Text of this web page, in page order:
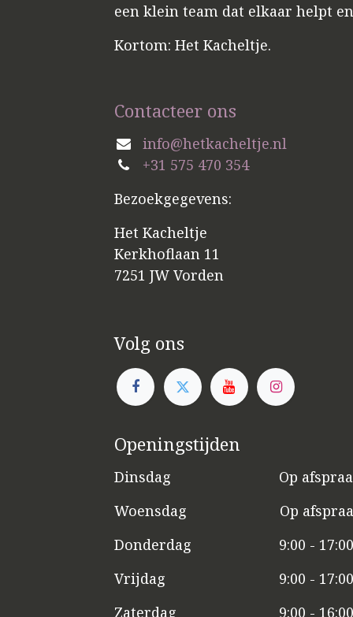
een klein team dat elkaar helpt
Kortom: Het Kacheltje.
Contacteer ons
info@hetkacheltje.nl
+31 575 470 354
Bezoekgegevens:
Het Kacheltje
Kerkhoflaan 11
7251 JW Vorden
Volg ons
Openingstijden
Dinsdag
​​Op
Woensdag
​Op
Donderdag
9:00 -
Vrijdag
​9:00 - 17:00
Zaterdag
​9:00 -